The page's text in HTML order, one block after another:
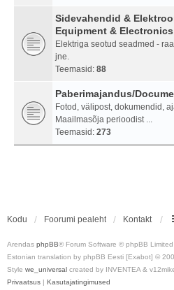
Sidevahendid &
Equipment & Electronics
Elektriga seotud seadmed -
jne.
Teemasid: 88
Paberimajandus/
Fotod, välipost, dokumendid,
Maailmasõja perioodist ...
Teemasid: 273
Kodu Foorumi pealeht Kontakt
Arendas phpBB® Forum Software © phpBB Limited
Estonian translation by phpBB Eesti [Exabot] ©
Style we_universal created by INVENTEA &
Privaatsus | Kasutajatingimused